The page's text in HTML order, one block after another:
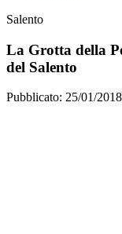
Salento
La Grotta della
del Salento
Pubblicato: 25/01/2018